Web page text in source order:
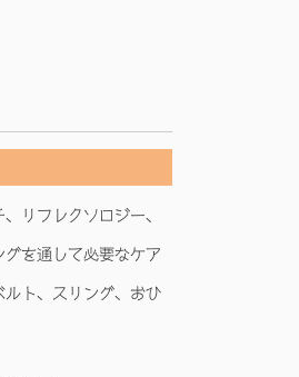
リフレクソロジー、
を通して必要なケア
ト、スリング、おひ